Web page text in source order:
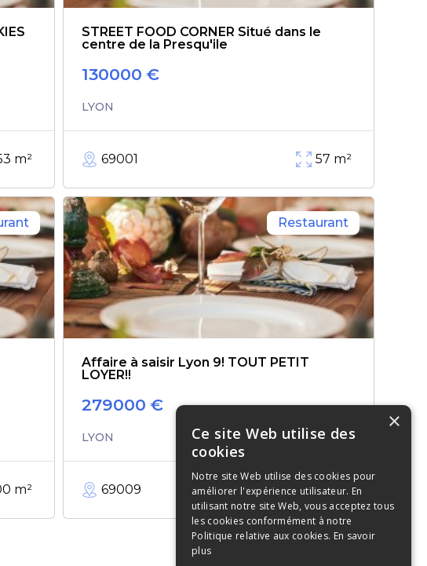
m²
STREET FOOD CORNER Situé dans le
centre de la Presqu'ile
130000 €
LYON
69001 57 m²
m²
Restaurant
Affaire à saisir Lyon 9! TOUT PETIT
LOYER!!
279000 €
LYON
69009 55 m²
×
Ce site Web utilise des
cookies
Notre site Web utilise des cookies pour
améliorer l'expérience utilisateur. En
utilisant notre site Web, vous acceptez tous
les cookies conformément à notre
Politique relative aux cookies. En savoir
plus